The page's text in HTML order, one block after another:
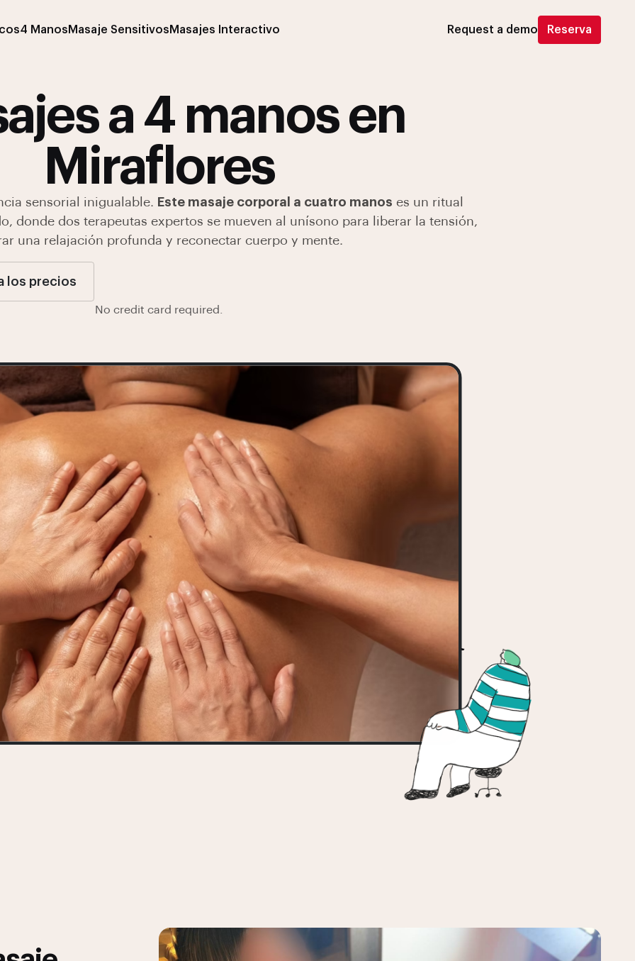
4 Manos Masaje Sensitivos Masajes Interactivo Request a demo Reserva
a 4 manos en
Miraflores
sensorial inigualable. Este masaje corporal a cuatro manos es un ritual
donde dos terapeutas expertos se mueven al unísono para liberar la tensión,
una relajación profunda y reconectar cuerpo y mente.
los precios
No credit card required.